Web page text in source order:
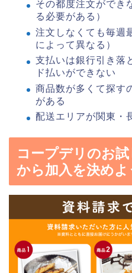
その都度注文ができ
る必要がある）
注文しなくても毎週
によって異なる）
支払いは銀行引き落
ド払いができない
商品数が多くて探す
がある
配送エリアが関東・
コープデリのお
から加入を決めよ